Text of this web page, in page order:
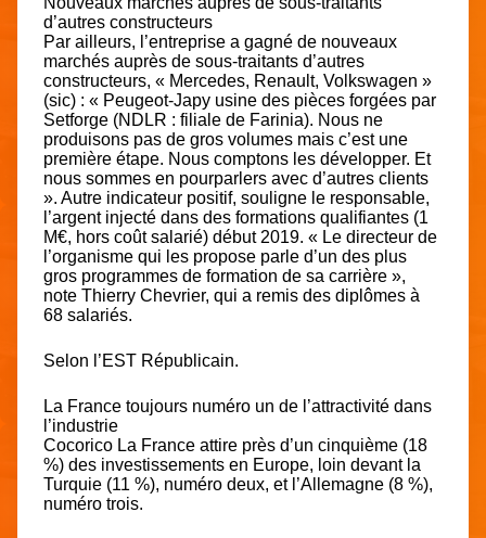
d’autres constructeurs
Par ailleurs, l’entreprise a gagné de nouveaux
marchés auprès de sous-traitants d’autres
constructeurs, « Mercedes, Renault, Volkswagen »
(sic) : « Peugeot-Japy usine des pièces forgées par
Setforge (NDLR : filiale de Farinia). Nous ne
produisons pas de gros volumes mais c’est une
première étape. Nous comptons les développer. Et
nous sommes en pourparlers avec d’autres clients
». Autre indicateur positif, souligne le responsable,
l’argent injecté dans des formations qualifiantes (1
M€, hors coût salarié) début 2019. « Le directeur de
l’organisme qui les propose parle d’un des plus
gros programmes de formation de sa carrière »,
note Thierry Chevrier, qui a remis des diplômes à
68 salariés.
Selon l’EST Républicain.
La France toujours numéro un de l’attractivité dans
l’industrie
Cocorico La France attire près d’un cinquième (18
%) des investissements en Europe, loin devant la
Turquie (11 %), numéro deux, et l’Allemagne (8 %),
numéro trois.